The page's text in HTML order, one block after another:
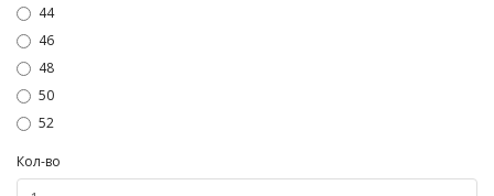
44
46
48
50
52
Кол-во